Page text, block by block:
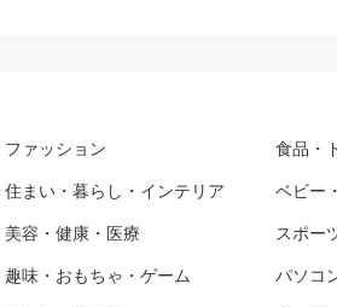
ファッション 食品・
住まい・暮らし・インテリア ベビー
美容・健康・医療 スポー
趣味・おもちゃ・ゲーム パソコ